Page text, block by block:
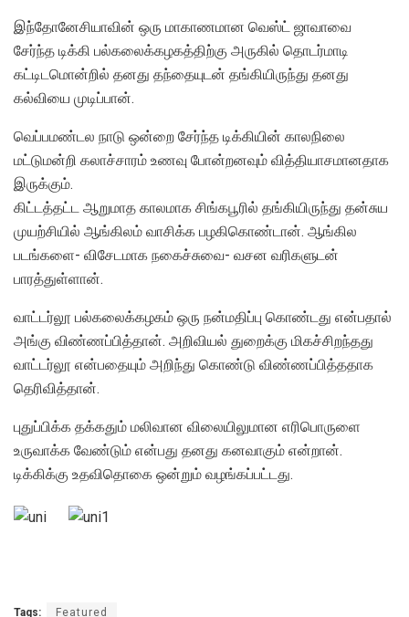
இந்தோனேசியாவின் ஒரு மாகாணமான வெஸ்ட் ஜாவாவை
சேர்ந்த டிக்கி பல்கலைக்கழகத்திற்கு அருகில் தொடர்மாடி
கட்டிடமொன்றில் தனது தந்தையுடன் தங்கியிருந்து தனது
கல்வியை முடிப்பான்.
வெப்பமண்டல நாடு ஒன்றை சேர்ந்த டிக்கியின் காலநிலை
மட்டுமன்றி கலாச்சாரம் உணவு போன்றனவும் வித்தியாசமானதாக
இருக்கும்.
கிட்டத்தட்ட ஆறுமாத காலமாக சிங்கபூரில் தங்கியிருந்து தன்சுய
முயற்சியில் ஆங்கிலம் வாசிக்க பழகிகொண்டான். ஆங்கில
படங்களை- விசேடமாக நகைச்சுவை- வசன வரிகளுடன்
பாரத்துள்ளான்.
வாட்டர்லூ பல்கலைக்கழகம் ஒரு நன்மதிப்பு கொண்டது என்பதால்
அங்கு விண்ணப்பித்தான். அறிவியல் துறைக்கு மிகச்சிறந்தது
வாட்டர்லூ என்பதையும் அறிந்து கொண்டு விண்ணப்பித்ததாக
தெரிவித்தான்.
புதுப்பிக்க தக்கதும் மலிவான விலையிலுமான எரிபொருளை
உருவாக்க வேண்டும் என்பது தனது கனவாகும் என்றான்.
டிக்கிக்கு உதவிதொகை ஒன்றும் வழங்கப்பட்டது.
Tags: Featured